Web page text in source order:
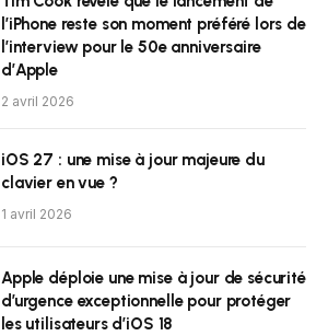
l’iPhone reste son moment préféré lors de
l’interview pour le 50e anniversaire
d’Apple
2 avril 2026
iOS 27 : une mise à jour majeure du
clavier en vue ?
1 avril 2026
Apple déploie une mise à jour de sécurité
d’urgence exceptionnelle pour protéger
les utilisateurs d’iOS 18